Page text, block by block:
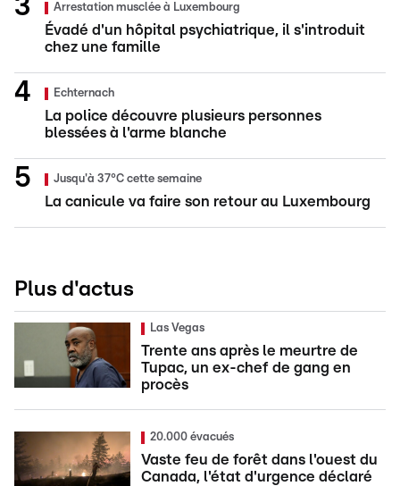
Arrestation musclée à Luxembourg
Évadé d'un hôpital psychiatrique, il s'introduit
chez une famille
Echternach
La police découvre plusieurs personnes
blessées à l'arme blanche
Jusqu'à 37°C cette semaine
La canicule va faire son retour au Luxembourg
Plus d'actus
Las Vegas
Trente ans après le meurtre de
Tupac, un ex-chef de gang en
procès
20.000 évacués
Vaste feu de forêt dans l'ouest du
Canada, l'état d'urgence déclaré